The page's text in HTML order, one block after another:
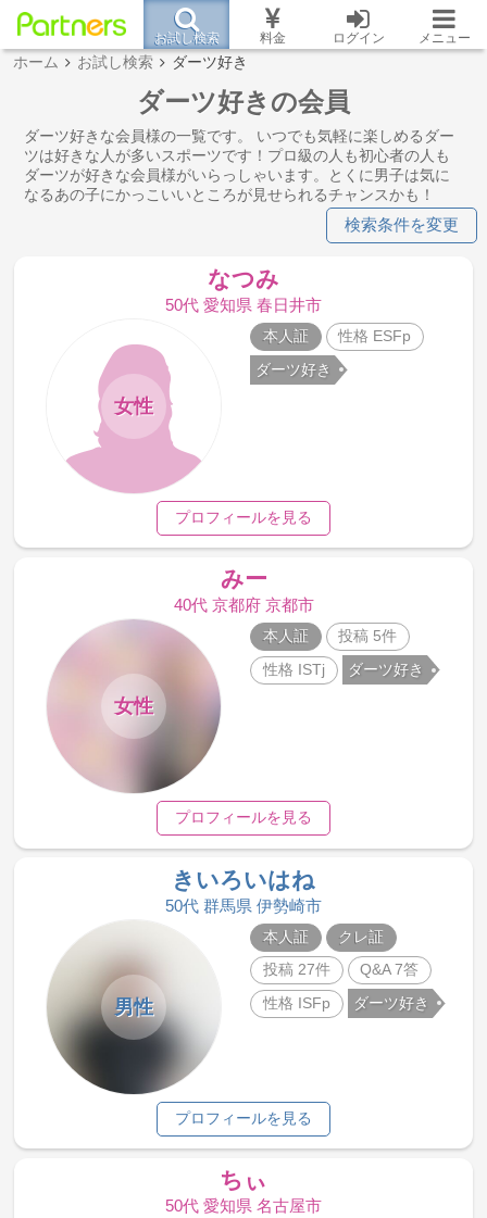
お試し検索 料金 ログイン メニュー
ホーム お試し検索 ダーツ好き
ダーツ好きの会員
ダーツ好きな会員様の一覧です。 いつでも気軽に楽しめるダー
ツは好きな人が多いスポーツです！プロ級の人も初心者の人も
ダーツが好きな会員様がいらっしゃいます。とくに男子は気に
なるあの子にかっこいいところが見せられるチャンスかも！
検索条件を変更
なつみ
50代 愛知県 春日井市
女性
本人証 性格 ESFp
ダーツ好き
プロフィールを見る
みー
40代 京都府 京都市
女性
本人証 投稿 5件
性格 ISTj ダーツ好き
プロフィールを見る
きいろいはね
50代 群馬県 伊勢崎市
男性
本人証
クレ証
投稿 27件
Q&A 7答
性格 ISFp ダーツ好き
プロフィールを見る
ちぃ
50代 愛知県 名古屋市